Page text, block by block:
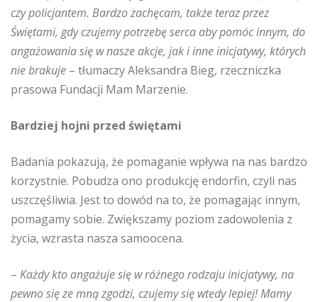
czy policjantem. Bardzo zachęcam, także teraz przez
Świętami, gdy czujemy potrzebę serca aby pomóc innym, do
angażowania się w nasze akcje, jak i inne inicjatywy, których
nie brakuje – tłumaczy Aleksandra Bieg, rzeczniczka
prasowa Fundacji Mam Marzenie.
Bardziej hojni przed świętami
Badania pokazują, że pomaganie wpływa na nas bardzo
korzystnie. Pobudza ono produkcję endorfin, czyli nas
uszczęśliwia. Jest to dowód na to, że pomagając innym,
pomagamy sobie. Zwiększamy poziom zadowolenia z
życia, wzrasta nasza samoocena.
– Każdy kto angażuje się w różnego rodzaju inicjatywy, na
pewno się ze mną zgodzi, czujemy się wtedy lepiej! Mamy